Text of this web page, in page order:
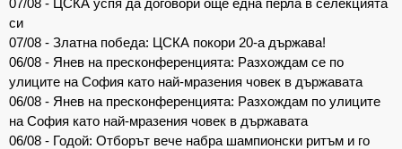
07/08 - ЦСКА успя да договори още една перла в селекцията
си
07/08 - Златна победа: ЦСКА покори 20-а държава!
06/08 - Янев на пресконференцията: Разхождам се по
улиците на София като най-мразения човек в държавата
06/08 - Янев на пресконференцията: Разхождам по улиците
на София като най-мразения човек в държавата
06/08 - Годой: Отборът вече набра шампионски ритъм и го